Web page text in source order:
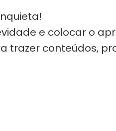
e colocar o
trazer conteúdos,